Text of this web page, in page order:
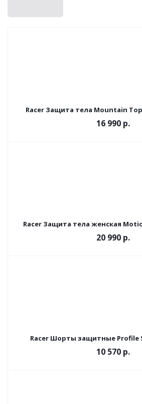
Racer Защита тела Mountain Top
16 990 р.
Racer Защита тела женская
20 990 р.
Racer Шорты защитные Profile
10 570 р.